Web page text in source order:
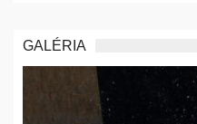
GALÉRIA